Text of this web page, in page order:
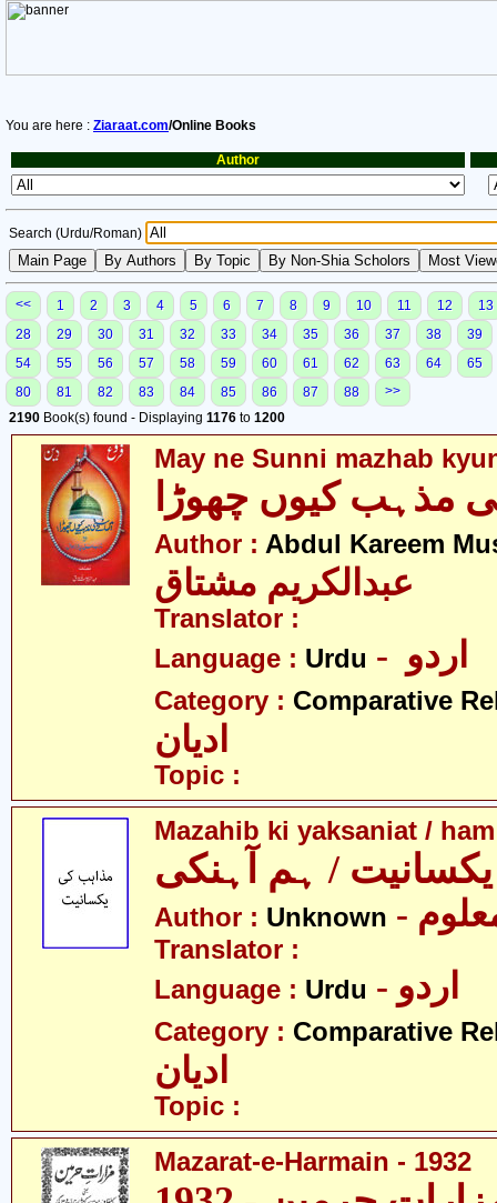
You are here : Ziaraat.com/Online Books
Author
Search (Urdu/Roman)
<< 1 2 3 4 5 6 7 8 9 10 11 12
13
28
29 30 31 32 33 34 35 36 37 38
39
54
55 56 57 58 59 60 61 62 63 64
65
80
81 82 83 84 85 86 87 88
>>
2190 Book(s) found - Displaying 1176 to 1200
May ne Sunni mazhab
مذہب کیوں چھوڑا
Author : Abdul Kareem
عبدالکریم مشتاق
Translator :
Language : Urdu
Category : Comparative
ادیان
Topic :
Mazahib ki yaksaniat /
/ ہم آہنکی
Author : Unknown
Translator :
Language : Urdu - اردو
Category : Comparative
ادیان
Topic :
Mazarat-e-Harmain - 1932